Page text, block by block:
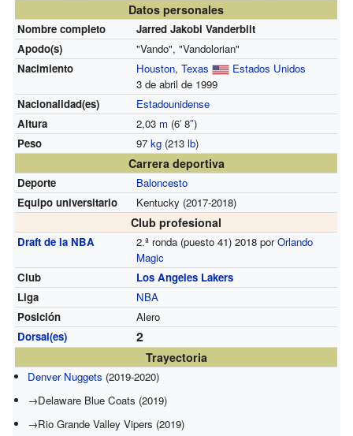
Datos personales
Nombre completo
Jarred Jakobi Vanderbilt
Apodo(s)
"Vando", "Vandolorian"
Nacimiento
Houston, Texas
Estados Unidos
3 de abril de 1999
Nacionalidad(es)
Estadounidense
Altura
2,03 m (6′8″)
Peso
97 kg(213 lb)
Carrera deportiva
Deporte
Baloncesto
Equipo universitario
Kentucky (2017-2018)
Club profesional
Draft de la NBA 2.ª ronda (puesto 41) 2018 porOrlando
Magic
Club
Los Angeles Lakers
Liga
NBA
Posición
Alero
Dorsal(es)
2
Trayectoria
Denver Nuggets (2019-2020)
→Delaware Blue Coats (2019)
→Rio Grande Valley Vipers (2019)